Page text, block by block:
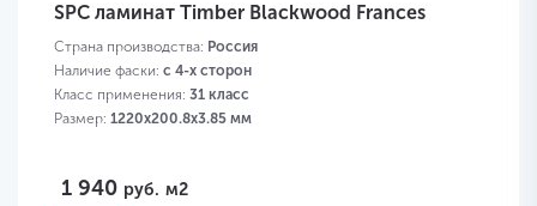
SPC ламинат Timber Blackwood Frances
Страна производства: Россия
Наличие фаски: с 4-х сторон
Класс применения: 31 класс
Размер: 1220х200.8х3.85 мм
1 940 руб. м2